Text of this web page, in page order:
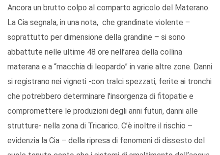
Ancora un brutto colpo al comparto agricolo del Materano.
La Cia segnala, in una nota, che grandinate violente –
soprattutto per dimensione della grandine – si sono
abbattute nelle ultime 48 ore nell’area della collina
materana e a “macchia di leopardo” in varie altre zone. Danni
si registrano nei vigneti -con tralci spezzati, ferite ai tronchi
che potrebbero determinare l'insorgenza di fitopatie e
compromettere le produzioni degli anni futuri, danni alle
strutture- nella zona di Tricarico. C’è inoltre il rischio –
evidenzia la Cia – della ripresa di fenomeni di dissesto del